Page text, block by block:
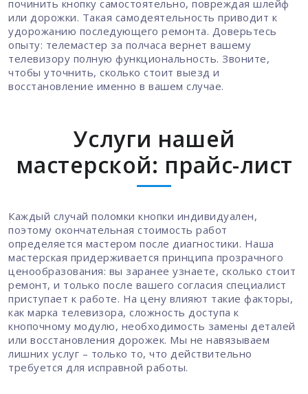
починить кнопку самостоятельно, повреждая шлейф
или дорожки. Такая самодеятельность приводит к
удорожанию последующего ремонта. Доверьтесь
опыту: телемастер за полчаса вернет вашему
телевизору полную функциональность. Звоните,
чтобы уточнить, сколько стоит выезд и
восстановление именно в вашем случае.
Услуги нашей
мастерской: прайс-лист
Каждый случай поломки кнопки индивидуален,
поэтому окончательная стоимость работ
определяется мастером после диагностики. Наша
мастерская придерживается принципа прозрачного
ценообразования: вы заранее узнаете, сколько стоит
ремонт, и только после вашего согласия специалист
приступает к работе. На цену влияют такие факторы,
как марка телевизора, сложность доступа к
кнопочному модулю, необходимость замены деталей
или восстановления дорожек. Мы не навязываем
лишних услуг – только то, что действительно
требуется для исправной работы.